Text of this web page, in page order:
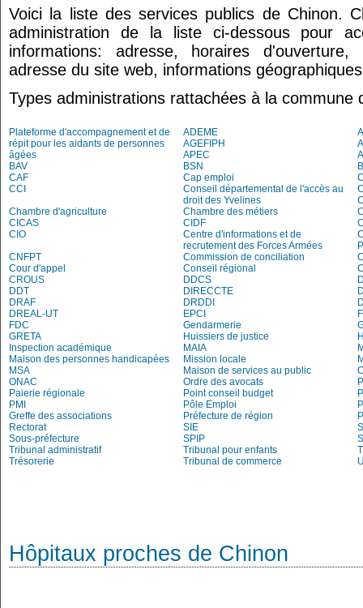
Voici la liste des services publics de Chinon.
administration de la liste ci-dessous pour
informations: adresse, horaires
adresse du site web, informations
Types administrations rattachées à la commune
Plateforme d'accompagnement et de
répit pour les aidants de personnes
âgées
ADEME
AGEFIPH
APEC
BAV
BSN
CAF
Cap emploi
CCI
Conseil départemental de l'accès au
droit des Yvelines
Chambre d'agriculture
Chambre des métiers
CICAS
CIDF
CIO
Centre d'informations et de
recrutement des Forces Armées
CNFPT
Commission de conciliation
Cour d'appel
Conseil régional
CROUS
DDCS
DDT
DIRECCTE
DRAF
DRDDI
DREAL-UT
EPCI
FDC
Gendarmerie
GRETA
Huissiers de justice
Inspection académique
MAIA
Maison des personnes handicapées
Mission locale
MSA
Maison de services au public
ONAC
Ordre des avocats
Paierie régionale
Point conseil budget
PMI
Pôle Emploi
Greffe des associations
Préfecture de région
Rectorat
SIE
Sous-préfecture
SPIP
Tribunal administratif
Tribunal pour enfants
Trésorerie
Tribunal de commerce
Hôpitaux proches de Chinon